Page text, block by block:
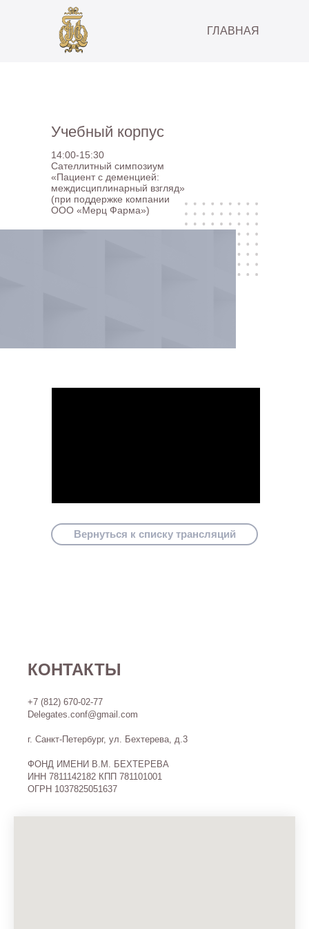
ГЛАВНАЯ
Учебный корпус
14:00-15:30
Сателлитный симпозиум
«Пациент с деменцией:
междисциплинарный взгляд»
(при поддержке компании
ООО «Мерц Фарма»)
Вернуться к списку трансляций
КОНТАКТЫ
+7 (812) 670-02-77
Delegates.conf@gmail.com
г. Санкт-Петербург, ул. Бехтерева, д.3
ФОНД ИМЕНИ В.М. БЕХТЕРЕВА
ИНН 7811142182 КПП 781101001
ОГРН 1037825051637